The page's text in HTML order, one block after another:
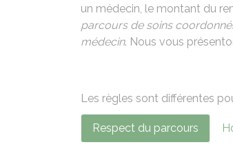
un médecin, le montant du
parcours de soins
médecin. Nous vous
Les règles sont différentes
Respect du parcours